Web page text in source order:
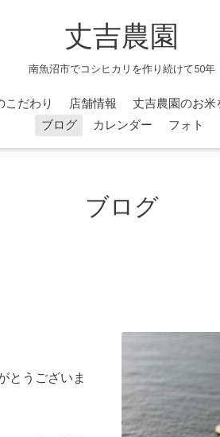
丈吉農園
南魚沼市でコシヒカリを作り続けて50年
こだわり 店舗情報 丈吉農園のお米
ブログ
カレンダー フォト
ブログ
とうございま